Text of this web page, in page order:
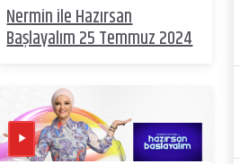
Nermin ile Hazırsan
Başlayalım 25 Temmuz 2024